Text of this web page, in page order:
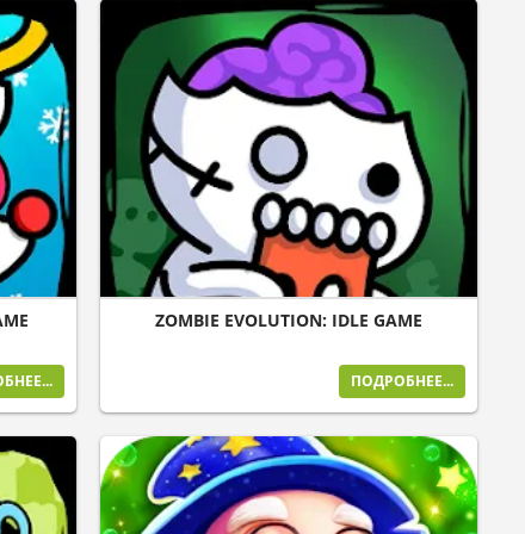
ZOMBIE EVOLUTION: IDLE GAME
ПОДРОБНЕЕ...